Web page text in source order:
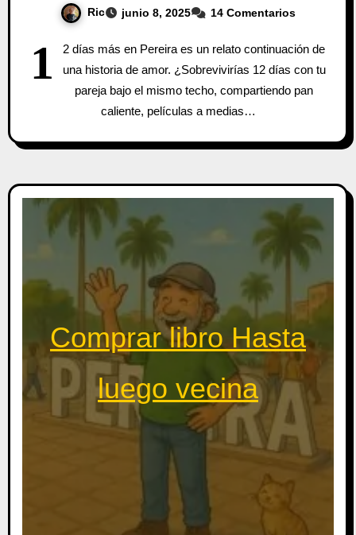
Ric junio 8, 2025 14 Comentarios
1
2 días más en Pereira es un relato continuación de
una historia de amor. ¿Sobrevivirías 12 días con tu
pareja bajo el mismo techo, compartiendo pan
caliente, películas a medias…
Comprar libro Hasta
luego vecina